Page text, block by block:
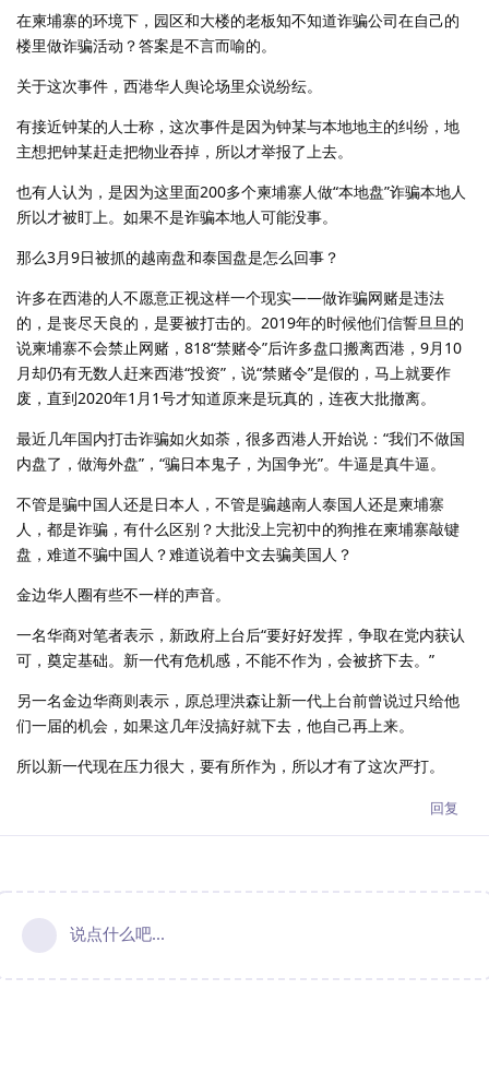
在柬埔寨的环境下，园区和大楼的老板知不知道诈骗公司在自己的
楼里做诈骗活动？答案是不言而喻的。
关于这次事件，西港华人舆论场里众说纷纭。
有接近钟某的人士称，这次事件是因为钟某与本地地主的纠纷，地
主想把钟某赶走把物业吞掉，所以才举报了上去。
也有人认为，是因为这里面200多个柬埔寨人做“本地盘”诈骗本地人
所以才被盯上。如果不是诈骗本地人可能没事。
那么3月9日被抓的越南盘和泰国盘是怎么回事？
许多在西港的人不愿意正视这样一个现实——做诈骗网赌是违法
的，是丧尽天良的，是要被打击的。2019年的时候他们信誓旦旦的
说柬埔寨不会禁止网赌，818“禁赌令”后许多盘口搬离西港，9月10
月却仍有无数人赶来西港“投资”，说“禁赌令”是假的，马上就要作
废，直到2020年1月1号才知道原来是玩真的，连夜大批撤离。
最近几年国内打击诈骗如火如荼，很多西港人开始说：“我们不做国
内盘了，做海外盘”，“骗日本鬼子，为国争光”。牛逼是真牛逼。
不管是骗中国人还是日本人，不管是骗越南人泰国人还是柬埔寨
人，都是诈骗，有什么区别？大批没上完初中的狗推在柬埔寨敲键
盘，难道不骗中国人？难道说着中文去骗美国人？
金边华人圈有些不一样的声音。
一名华商对笔者表示，新政府上台后“要好好发挥，争取在党内获认
可，奠定基础。新一代有危机感，不能不作为，会被挤下去。”
另一名金边华商则表示，原总理洪森让新一代上台前曾说过只给他
们一届的机会，如果这几年没搞好就下去，他自己再上来。
所以新一代现在压力很大，要有所作为，所以才有了这次严打。
回复
说点什么吧...